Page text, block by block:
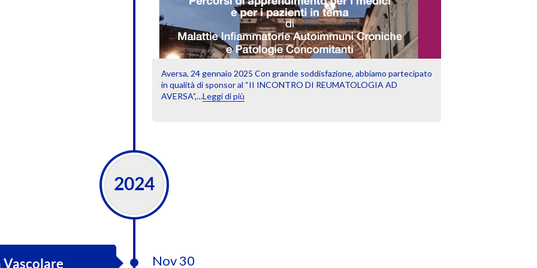
Aversa, 24 gennaio 2025 Con grande soddisfazione, abbiamo partecipato
in qualità di sponsor al “II INCONTRO DI REUMATOLOGIA AD
AVERSA”,…Leggi di più
2024
Nov 30